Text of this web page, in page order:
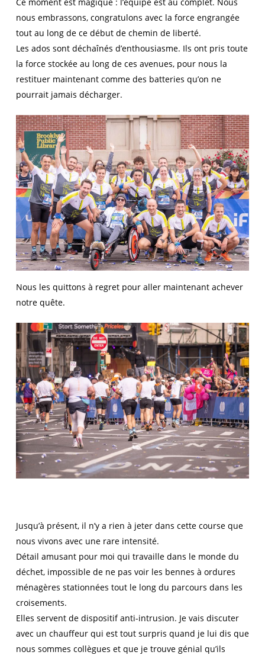
nous embrassons, congratulons avec la force engrangée
tout au long de ce début de chemin de liberté.
Les ados sont déchaînés d’enthousiasme. Ils ont pris toute
la force stockée au long de ces avenues, pour nous la
restituer maintenant comme des batteries qu’on ne
pourrait jamais décharger.
Nous les quittons à regret pour aller maintenant achever
notre quête.
Jusqu’à présent, il n’y a rien à jeter dans cette course que
nous vivons avec une rare intensité.
Détail amusant pour moi qui travaille dans le monde du
déchet, impossible de ne pas voir les bennes à ordures
ménagères stationnées tout le long du parcours dans les
croisements.
Elles servent de dispositif anti-intrusion. Je vais discuter
avec un chauffeur qui est tout surpris quand je lui dis que
nous sommes collègues et que je trouve génial qu’ils